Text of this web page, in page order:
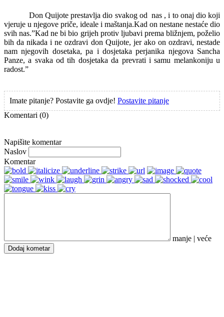
Don Quijote prestavlja dio svakog od nas , i to onaj dio koji
vjeruje u njegove priče, ideale i maštanja.Kad on nestane nestaće dio
svih nas.”Kad ne bi bio grijeh protiv ljubavi prema bližnjem, poželio
bih da nikada i ne ozdravi don Quijote, jer ako on ozdravi, nestade
nam njegovih dosetaka, pa i dosjetaka perjanika njegova Sancha
Panze, a svaka od tih dosjetaka da prevrati i samu melankoniju u
radost.”
Imate pitanje? Postavite ga ovdje! Postavite pitanje
Komentari (0)
Napišite komentar
Naslov
Komentar
manje | veće
Dodaj kometar